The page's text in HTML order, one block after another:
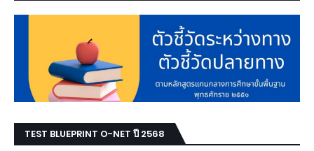
TEST BLUEPRINT O-NET ปี 2568